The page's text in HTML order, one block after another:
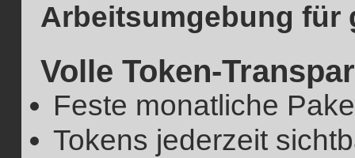
Arbeitsumgebung für
Volle Token-
Feste monatliche
Tokens jederzeit